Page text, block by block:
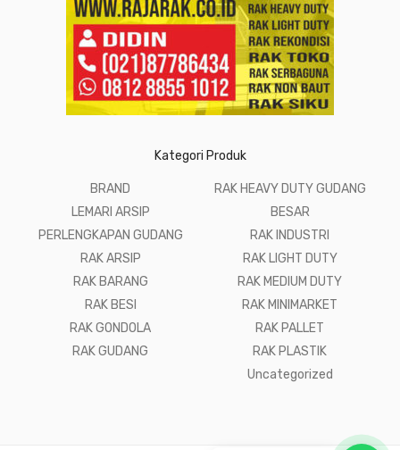
Kategori Produk
BRAND
LEMARI ARSIP
PERLENGKAPAN GUDANG
RAK ARSIP
RAK BARANG
RAK BESI
RAK GONDOLA
RAK GUDANG
RAK HEAVY DUTY GUDANG
BESAR
RAK INDUSTRI
RAK LIGHT DUTY
RAK MEDIUM DUTY
RAK MINIMARKET
RAK PALLET
RAK PLASTIK
Uncategorized